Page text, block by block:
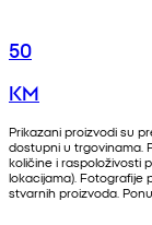
50
KM
Prikazani proizvodi su
dostupni u trgovinama.
količine i raspoloživosti
lokacijama). Fotografije
stvarnih proizvoda.